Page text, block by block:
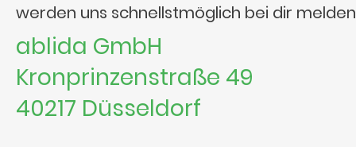
werden uns schnellstmöglich bei dir
ablida GmbH
Kronprinzenstraße 49
40217 Düsseldorf